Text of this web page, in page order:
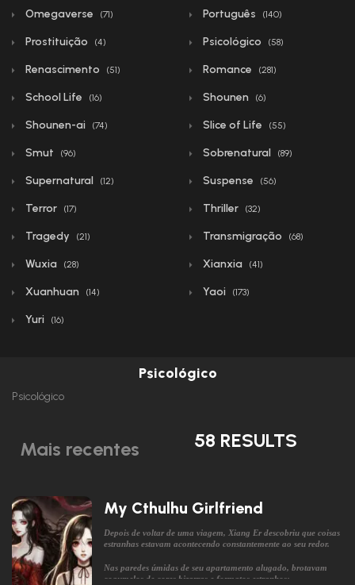
Omegaverse (71) Português (140)
Prostituição (4) Psicológico (58)
Renascimento (51) Romance (281)
School Life (16) Shounen (6)
Shounen-ai (74) Slice of Life (55)
Smut (96) Sobrenatural (89)
Supernatural (12) Suspense (56)
Terror (17) Thriller (32)
Tragedy (21) Transmigração (68)
Wuxia (28) Xianxia (41)
Xuanhuan (14) Yaoi (173)
Yuri (16)
Psicológico
Psicológico
58 RESULTS
Mais recentes
My Cthulhu Girlfriend
Depois de voltar de uma viagem, Xiang Er descobriu que coisas
estranhas estavam acontecendo constantemente ao seu redor.
Nas paredes úmidas de seu apartamento alugado, brotavam
cogumelos de cores bizarras e formatos estranhos;